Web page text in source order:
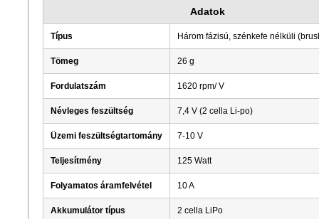
Adatok
Típus Három fázisú, szénkefe nélküli
Tömeg 26 g
Fordulatszám 1620 rpm/ V
Névleges feszültség 7,4 V (2 cella Li-po)
Üzemi feszültségtartomány 7-10 V
Teljesítmény 125 Watt
Folyamatos áramfelvétel 10 A
Akkumulátor típus 2 cella LiPo